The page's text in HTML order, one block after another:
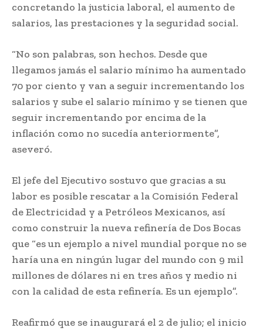
concretando la justicia laboral, el aumento de
salarios, las prestaciones y la seguridad social.
“No son palabras, son hechos. Desde que
llegamos jamás el salario mínimo ha aumentado
70 por ciento y van a seguir incrementando los
salarios y sube el salario mínimo y se tienen que
seguir incrementando por encima de la
inflación como no sucedía anteriormente”,
aseveró.
El jefe del Ejecutivo sostuvo que gracias a su
labor es posible rescatar a la Comisión Federal
de Electricidad y a Petróleos Mexicanos, así
como construir la nueva refinería de Dos Bocas
que “es un ejemplo a nivel mundial porque no se
haría una en ningún lugar del mundo con 9 mil
millones de dólares ni en tres años y medio ni
con la calidad de esta refinería. Es un ejemplo”.
Reafirmó que se inaugurará el 2 de julio; el inicio